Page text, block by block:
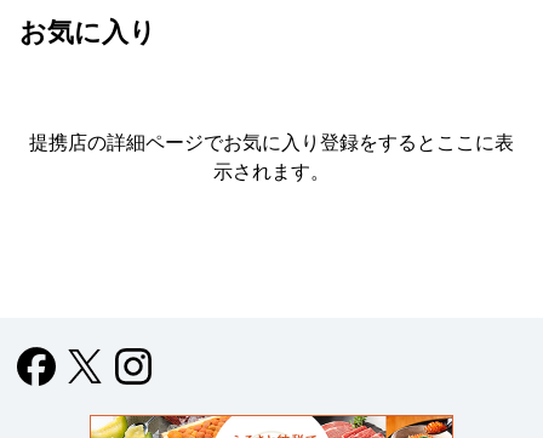
お気に入り
提携店の詳細ページでお気に入り登録をすると ここに表
示されます。